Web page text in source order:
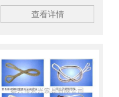
定制卷板吊钩，吊带，钢丝
绳，美国杜邦丝引纸绳等产
查看详情